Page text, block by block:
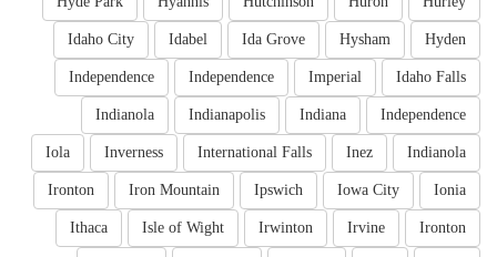
Hyden
Hysham
Ida Grove
Idabel
Idaho City
Idaho Falls
Imperial
Independence
Independence
Independence
Indiana
Indianapolis
Indianola
Indianola
Inez
International Falls
Inverness
Iola
Ionia
Iowa City
Ipswich
Iron Mountain
Ironton
Ironton
Irvine
Irwinton
Isle of Wight
Ithaca